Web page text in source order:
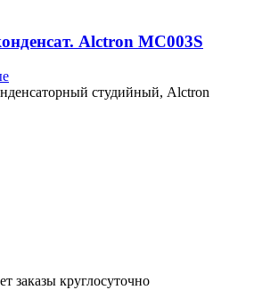
Alctron MC003S
студийный, Alctron
заказы круглосуточно